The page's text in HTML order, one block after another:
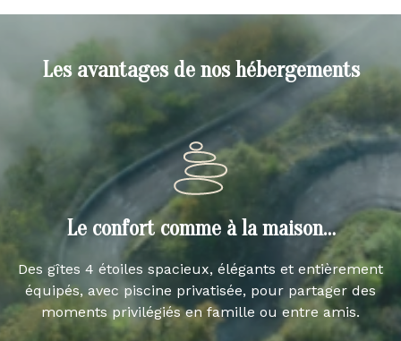
Les avantages de nos hébergements
Le confort comme à la maison…
Des gîtes 4 étoiles spacieux, élégants et entièrement
équipés, avec piscine privatisée, pour partager des
moments privilégiés en famille ou entre amis.